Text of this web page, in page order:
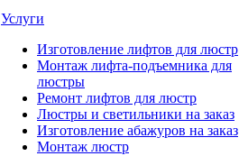
Услуги
Изготовление лифтов для люстр
Монтаж лифта-подъемника для
люстры
Ремонт лифтов для люстр
Люстры и светильники на заказ
Изготовление абажуров на заказ
Монтаж люстр